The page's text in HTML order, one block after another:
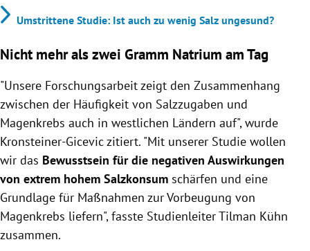
Umstrittene Studie: Ist auch zu wenig Salz ungesund?
Nicht mehr als zwei Gramm Natrium am Tag
"Unsere Forschungsarbeit zeigt den Zusammenhang
zwischen der Häufigkeit von Salzzugaben und
Magenkrebs auch in westlichen Ländern auf", wurde
Kronsteiner-Gicevic zitiert. "Mit unserer Studie wollen
wir das Bewusstsein für die negativen Auswirkungen
von extrem hohem Salzkonsum schärfen und eine
Grundlage für Maßnahmen zur Vorbeugung von
Magenkrebs liefern", fasste Studienleiter Tilman Kühn
zusammen.